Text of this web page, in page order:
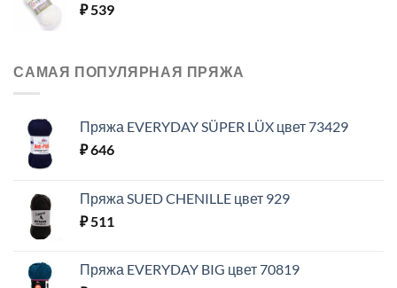
₽539
САМАЯ ПОПУЛЯРНАЯ ПРЯЖА
Пряжа EVERYDAY SÜPER LÜX цвет 73429
₽646
Пряжа SUED CHENILLE цвет 929
₽511
Пряжа EVERYDAY BIG цвет 70819